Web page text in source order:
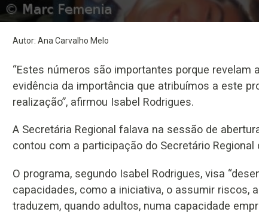
90%Autor: Ana Carvalho Melo
“Estes números são importantes porque
evidência da importância que atribuímos a este
realização”, afirmou Isabel Rodrigues.
A Secretária Regional falava na sessão de
contou com a participação do Secretário
O programa, segundo Isabel Rodrigues, visa
capacidades, como a iniciativa, o assumir riscos,
traduzem, quando adultos, numa capacidade